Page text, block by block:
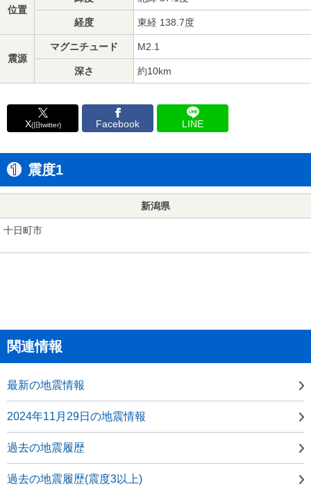
位置
経度 東経 138.7度
震源
マグニチュード M2.1
深さ 約10km
X(旧twitter) Facebook LINE
震度1
新潟県
十日町市
関連情報
最新の地震情報
2024年11月29日の地震情報
過去の地震履歴
過去の地震履歴(震度3以上)